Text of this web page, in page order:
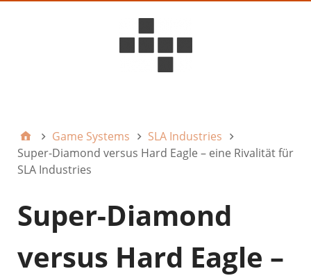
Game Systems
SLA Industries
Super-Diamond versus Hard Eagle – eine Rivalität für
SLA Industries
Super-Diamond
versus Hard Eagle –